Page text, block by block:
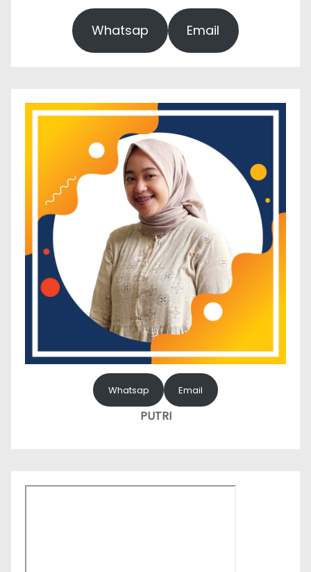
Whatsap Email
Whatsap Email
PUTRI